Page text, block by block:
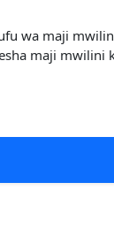
wa maji
maji mwilini